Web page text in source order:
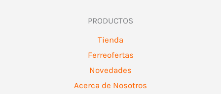
PRODUCTOS
Tienda
Ferreofertas
Novedades
Acerca de Nosotros